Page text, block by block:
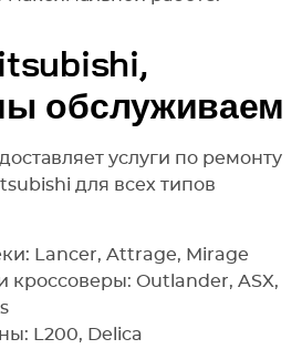
обслуживаем
услуги по ремонту
для всех типов
Lancer, Attrage, Mirage
кроссоверы: Outlander, ASX,
L200, Delica